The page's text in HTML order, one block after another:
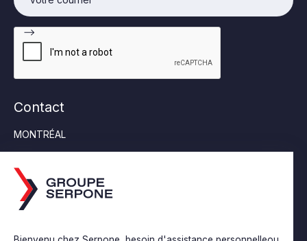
Contact
MONTRÉAL
6452 rue Jean Talon Est, Suite 230 Saint-Léonard (Québec)
H1S 1M8
SAINT-CONSTANT